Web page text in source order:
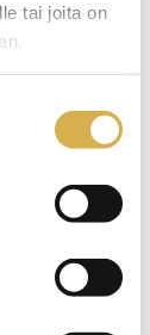
tai joita on